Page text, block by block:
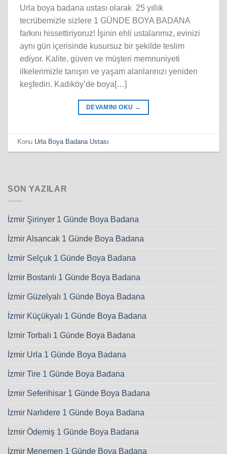
Urla boya badana ustası olarak 25 yıllık
tecrübemizle sizlere 1 GÜNDE BOYA BADANA
farkını hissettiriyoruz! İşinin ehli ustalarımız, evinizi
aynı gün içerisinde kusursuz bir şekilde teslim
ediyor. Kalite, güven ve müşteri memnuniyeti
ilkelerimizle tanışın ve yaşam alanlarınızı yeniden
keşfedin. Kadıköy’de boya[…]
DEVAMINI OKU →
Konu Urla Boya Badana Ustası
SON YAZILAR
İzmir Şirinyer 1 Günde Boya Badana
İzmir Alsancak 1 Günde Boya Badana
İzmir Selçuk 1 Günde Boya Badana
İzmir Bostanlı 1 Günde Boya Badana
İzmir Güzelyalı 1 Günde Boya Badana
İzmir Küçükyalı 1 Günde Boya Badana
İzmir Torbalı 1 Günde Boya Badana
İzmir Urla 1 Günde Boya Badana
İzmir Tire 1 Günde Boya Badana
İzmir Seferihisar 1 Günde Boya Badana
İzmir Narlıdere 1 Günde Boya Badana
İzmir Ödemiş 1 Günde Boya Badana
İzmir Menemen 1 Günde Boya Badana